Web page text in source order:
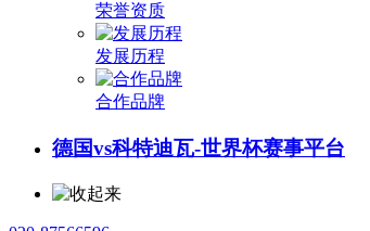
荣誉资质
发展历程
合作品牌
德国vs科特迪瓦-世界杯赛事平台